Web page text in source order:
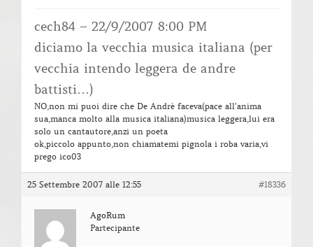
cech84 – 22/9/2007 8:00 PM
diciamo la vecchia musica italiana (per
vecchia intendo leggera de andre
battisti…)
NO,non mi puoi dire che De Andrè faceva(pace all’anima
sua,manca molto alla musica italiana)musica leggera,lui era
solo un cantautore,anzi un poeta
ok,piccolo appunto,non chiamatemi pignola i roba varia,vi
prego ico03
25 Settembre 2007 alle 12:55 #18336
AgoRum
Partecipante